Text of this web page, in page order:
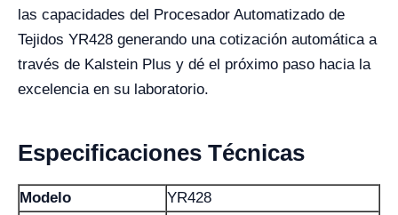
las capacidades del Procesador Automatizado de
Tejidos YR428 generando una cotización automática a
través de Kalstein Plus y dé el próximo paso hacia la
excelencia en su laboratorio.
Especificaciones Técnicas
Modelo YR428